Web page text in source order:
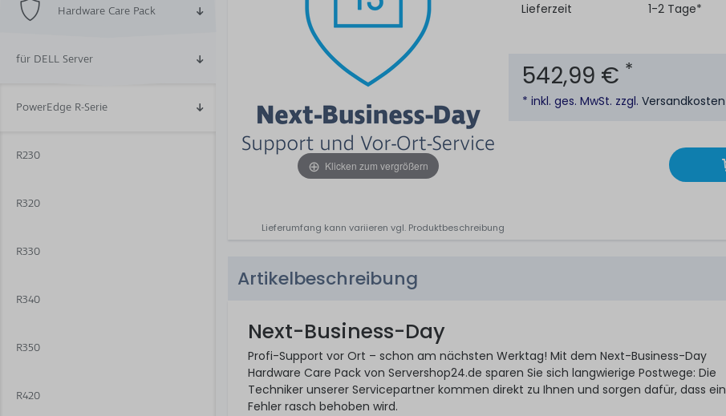
Hardware Care Pack
für DELL Server
PowerEdge R-Serie
R230
R320
R330
R340
R350
R420
Klicken zum vergrößern
Lieferumfang kann variieren vgl. Produktbeschreibung
Lieferzeit
1-2 Tage*
542,99 € *
* inkl. ges. MwSt. zzgl.Versandkosten
Artikelbeschreibung
Next-Business-Day
Profi-Support vor Ort – schon am nächsten Werktag! Mit dem Next-Business-Day
Hardware Care Pack von Servershop24.de sparen Sie sich langwierige Postwege: Die
Techniker unserer Servicepartner kommen direkt zu Ihnen und sorgen dafür, dass ein
Fehler rasch behoben wird.